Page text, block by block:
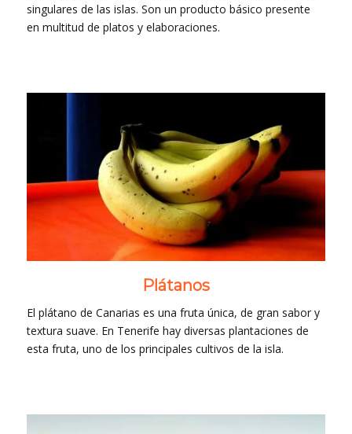
singulares de las islas. Son un producto básico presente
en multitud de platos y elaboraciones.
Plátanos
El plátano de Canarias es una fruta única, de gran sabor y
textura suave. En Tenerife hay diversas plantaciones de
esta fruta, uno de los principales cultivos de la isla.